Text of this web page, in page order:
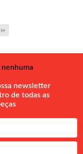
nenhuma
newsletter
de todas as